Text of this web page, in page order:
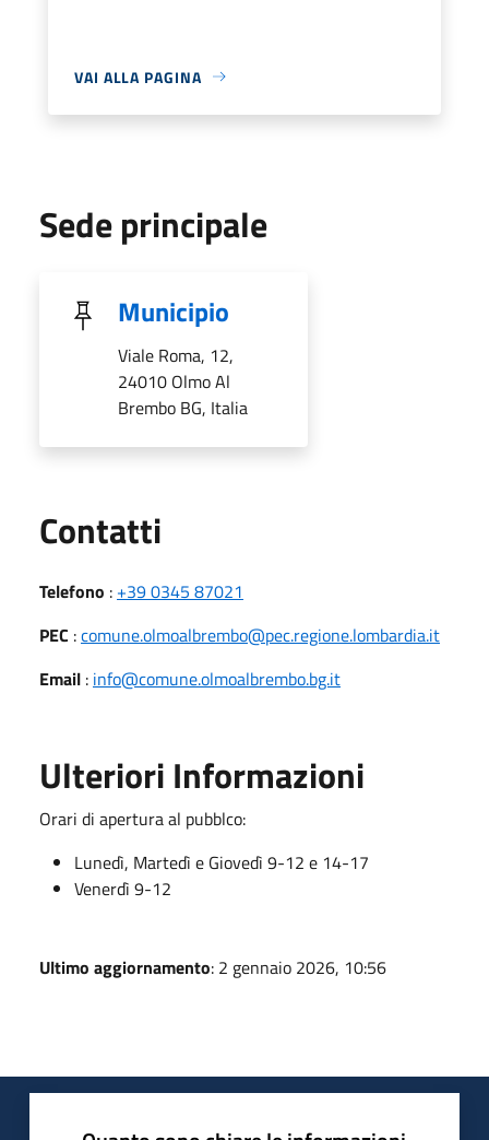
VAI ALLA PAGINA
Sede principale
Municipio
Viale Roma, 12,
24010 Olmo Al
Brembo BG, Italia
Contatti
Telefono : +39 0345 87021
PEC :comune.olmoalbrembo@pec.regione.lombardia.it
Email : info@comune.olmoalbrembo.bg.it
Ulteriori Informazioni
Orari di apertura al pubblco:
Lunedì, Martedì e Giovedì 9-12 e 14-17
Venerdì 9-12
Ultimo aggiornamento: 2 gennaio 2026, 10:56